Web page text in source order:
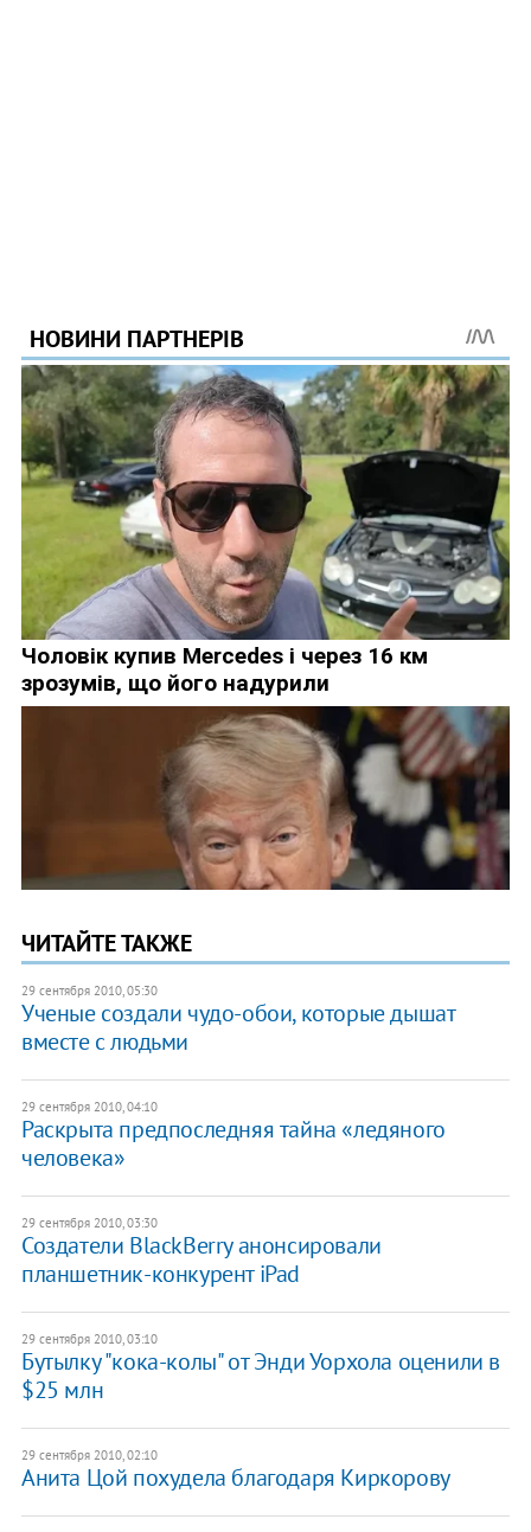
ЧИТАЙТЕ ТАКЖЕ
29 сентября 2010, 05:30
Ученые создали чудо-обои, которые дышат
вместе с людьми
29 сентября 2010, 04:10
Раскрыта предпоследняя тайна «ледяного
человека»
29 сентября 2010, 03:30
Создатели BlackBerry анонсировали
планшетник-конкурент iPad
29 сентября 2010, 03:10
Бутылку "кока-колы" от Энди Уорхола оценили в
$25 млн
29 сентября 2010, 02:10
Анита Цой похудела благодаря Киркорову